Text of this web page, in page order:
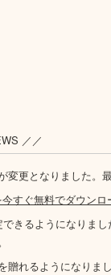
／／
変更となりました。
すぐ無料でダウンロ
きるようになりま
贈れるようになりま